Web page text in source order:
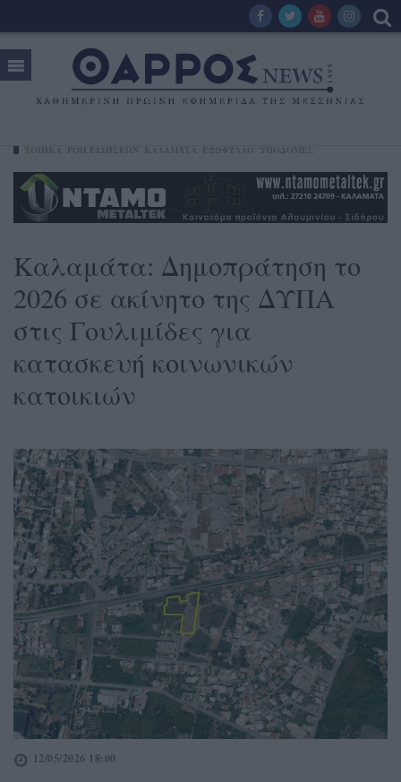
Καλαμάτα: Δημοπράτηση το
2026 σε ακίνητο της ΔΥΠΑ
στις Γουλιμίδες για
κατασκευή κοινωνικών
κατοικιών
12/05/2026 18:00